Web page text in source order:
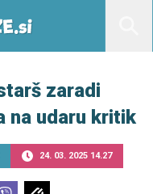
zaradi
na udaru kritik
24. 03. 2025 14.27